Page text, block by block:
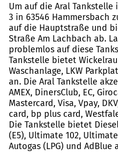
Um auf die Aral Tankstelle
3 in 63546 Hammersbach
auf die Hauptstraße und
Straße Am Lachbach ab.
problemlos auf diese
Tankstelle bietet
Waschanlage, LKW
an. Die Aral Tankstelle
AMEX, DinersClub, EC,
Mastercard, Visa, Vpay,
card, bp plus card,
Die Tankstelle bietet
(E5), Ultimate 102,
Autogas (LPG) und